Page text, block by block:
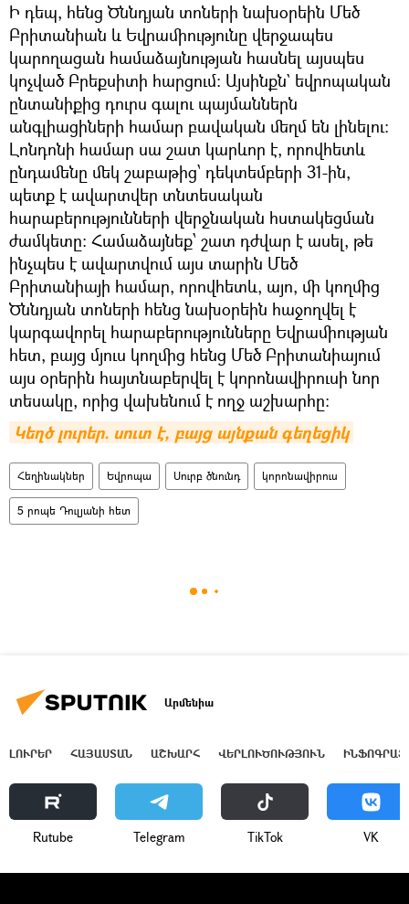
​Ի դեպ, հենց Ծննդյան տոների նախօրեին Մեծ
Բրիտանիան և Եվրամիությունը վերջապես
կարողացան համաձայնության հասնել այսպես
կոչված Բրեքսիտի հարցում։ Այսինքն` եվրոպական
ընտանիքից դուրս գալու պայմաններն
անգլիացիների համար բավական մեղմ են լինելու։
Լոնդոնի համար սա շատ կարևոր է, որովհետև
ընդամենը մեկ շաբաթից՝ դեկտեմբերի 31-ին,
պետք է ավարտվեր տնտեսական
հարաբերությունների վերջնական հստակեցման
ժամկետը։ Համաձայնեք՝ շատ դժվար է ասել, թե
ինչպես է ավարտվում այս տարին Մեծ
Բրիտանիայի համար, որովհետև, այո, մի կողմից
Ծննդյան տոների հենց նախօրեին հաջողվել է
կարգավորել հարաբերությունները Եվրամիության
հետ, բայց մյուս կողմից հենց Մեծ Բրիտանիայում
այս օրերին հայտնաբերվել է կորոնավիրուսի նոր
տեսակը, որից վախենում է ողջ աշխարհը։
Կեղծ լուրեր. սուտ է, բայց այնքան գեղեցիկ
Հեղինակներ Եվրոպա Սուրբ ծնունդ կորոնավիրուս
5 րոպե Դուլյանի հետ
Արմենիա
ԼՈՒՐԵՐ ՀԱՅԱՍՏԱՆ ԱՇԽԱՐՀ ՎԵՐԼՈՒԾՈՒԹՅՈՒՆ
Rutube Telegram ТikТоk VK